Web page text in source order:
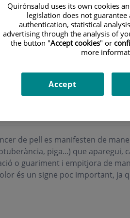
càncer de pell?
de pell es manifesten de
piga...) que aparegui,
o guariment i empitjora de
és un signe poc important, ja
Quirónsalud uses its own cookies
legislation does not
authentication, statistical
advertising through the analysis of
the button "Accept cookies" or
more
Accept